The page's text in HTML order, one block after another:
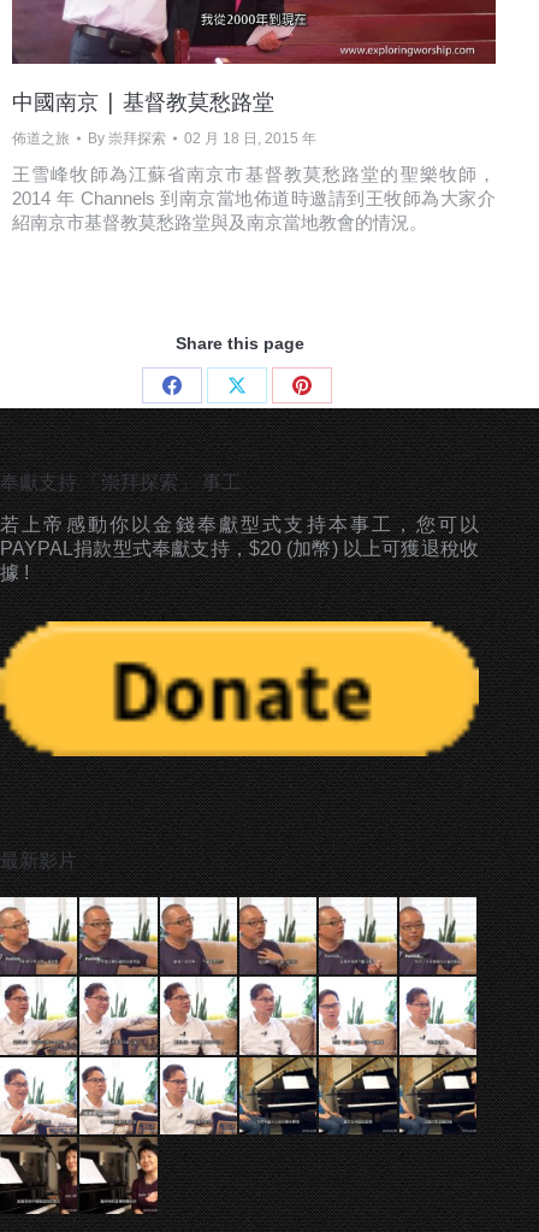
中國南京 | 基督教莫愁路堂
佈道之旅 By 崇拜探索 02 月 18 日, 2015 年
王雪峰牧師為江蘇省南京市基督教莫愁路堂的聖樂牧師，
2014 年 Channels 到南京當地佈道時邀請到王牧師為大家介
紹南京市基督教莫愁路堂與及南京當地教會的情況。
Share this page
Share
on
Facebook
Share
on
X
Share
on
Pinterest
奉獻支持 「崇拜探索」 事工
若上帝感動你以金錢奉獻型式支持本事工，您可以
PAYPAL捐款型式奉獻支持，$20 (加幣) 以上可獲退稅收
據 !
最新影片